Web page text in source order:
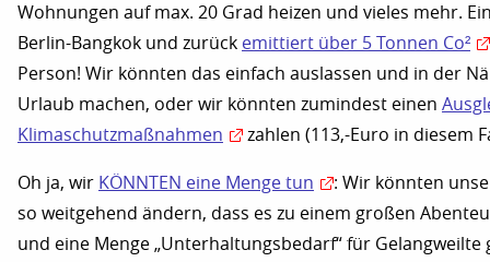
Wohnungen auf max. 20 Grad heizen und vieles mehr.
Berlin-Bangkok und zurück emittiert über 5 Tonnen Co²
Person! Wir könnten das einfach auslassen und in der
Urlaub machen, oder wir könnten zumindest einen
Klimaschutzmaßnahmen
zahlen (113,-Euro in diesem
Oh ja, wir KÖNNTEN eine Menge tun
: Wir könnten
so weitgehend ändern, dass es zu einem großen
und eine Menge „Unterhaltungsbedarf“ für Gelangweilte